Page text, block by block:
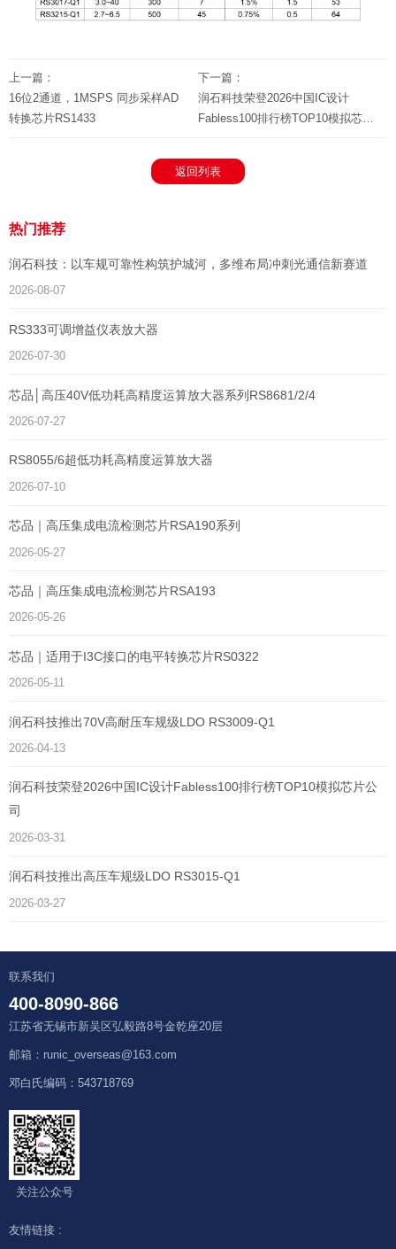
上一篇：
16位2通道，1MSPS 同步采样AD
转换芯片RS1433
下一篇：
润石科技荣登2026中国IC设计
Fabless100排行榜TOP10模拟芯片
返回列表
热门推荐
润石科技：以车规可靠性构筑护城河，多维布局冲刺光通信新赛道
2026-08-07
RS333可调增益仪表放大器
2026-07-30
芯品│高压40V低功耗高精度运算放大器系列RS8681/2/4
2026-07-27
RS8055/6超低功耗高精度运算放大器
2026-07-10
芯品｜高压集成电流检测芯片RSA190系列
2026-05-27
芯品｜高压集成电流检测芯片RSA193
2026-05-26
芯品｜适用于I3C接口的电平转换芯片RS0322
2026-05-11
润石科技推出70V高耐压车规级LDO RS3009-Q1
2026-04-13
润石科技荣登2026中国IC设计Fabless100排行榜TOP10模拟芯片公
司
2026-03-31
润石科技推出高压车规级LDO RS3015-Q1
2026-03-27
联系我们
400-8090-866
江苏省无锡市新吴区弘毅路8号金乾座20层
邮箱：runic_overseas@163.com
邓白氏编码：543718769
关注公众号
友情链接 :